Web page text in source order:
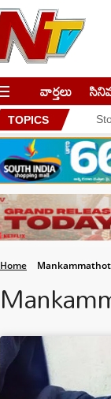
వార్తలు
TOPICS
Home